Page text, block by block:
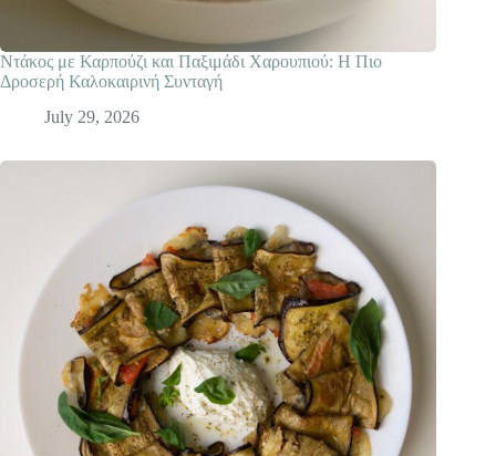
Ντάκος με Καρπούζι και Παξιμάδι Χαρουπιού: Η Πιο
Δροσερή Καλοκαιρινή Συνταγή
July 29, 2026